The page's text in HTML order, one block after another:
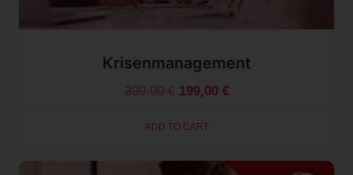
Krisenmanagement
399,00€ 199,00 €
ADD TO CART